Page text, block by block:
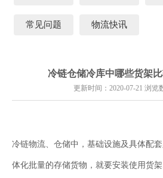
常见问题 物流快讯
冷链仓储冷库中哪些货架
更新时间：2020-07-21 浏览
冷链物流、仓储中，基础设施及具体配
体化批量的存储货物，就要安装使用货